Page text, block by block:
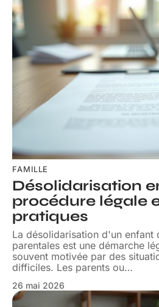
FAMILLE
Désolidarisation
procédure légale
pratiques
La désolidarisation d'un enfant
parentales est une démarche
souvent motivée par des
difficiles. Les parents ou…
26 mai 2026